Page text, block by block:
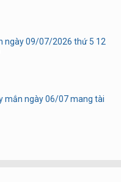
ngày 09/07/2026 thứ 5 12
mắn ngày 06/07 mang tài